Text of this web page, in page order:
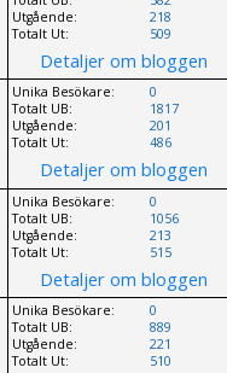
Utgående:
Totalt Ut:
218
509
Detaljer om bloggen
Unika Besökare:
Totalt UB:
Utgående:
Totalt Ut:
0
1817
201
486
Detaljer om bloggen
Unika Besökare:
Totalt UB:
Utgående:
Totalt Ut:
0
1056
213
515
Detaljer om bloggen
Unika Besökare:
Totalt UB:
Utgående:
Totalt Ut:
0
889
221
510